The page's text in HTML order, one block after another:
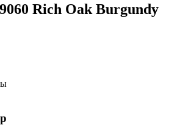
Rich Oak Burgundy